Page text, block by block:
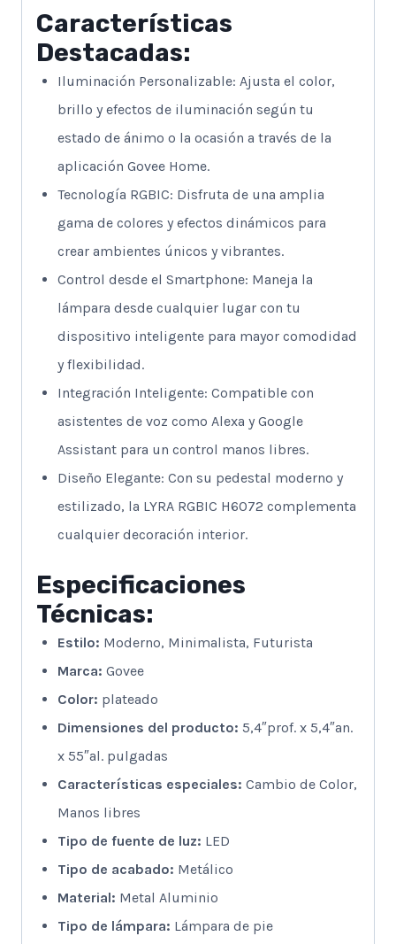
Características
Destacadas:
Iluminación Personalizable: Ajusta el color,
brillo y efectos de iluminación según tu
estado de ánimo o la ocasión a través de la
aplicación Govee Home.
Tecnología RGBIC: Disfruta de una amplia
gama de colores y efectos dinámicos para
crear ambientes únicos y vibrantes.
Control desde el Smartphone: Maneja la
lámpara desde cualquier lugar con tu
dispositivo inteligente para mayor comodidad
y flexibilidad.
Integración Inteligente: Compatible con
asistentes de voz como Alexa y Google
Assistant para un control manos libres.
Diseño Elegante: Con su pedestal moderno y
estilizado, la LYRA RGBIC H6072 complementa
cualquier decoración interior.
Especificaciones
Técnicas:
Estilo: Moderno, Minimalista, Futurista
Marca: ‎Govee
Color: ‎plateado
Dimensiones del producto: ‎5,4″prof. x 5,4″an.
x 55″al. pulgadas
Características especiales: Cambio de Color,
Manos libres
Tipo de fuente de luz: LED
Tipo de acabado: ‎Metálico
Material: Metal Aluminio
Tipo de lámpara: ‎Lámpara de pie